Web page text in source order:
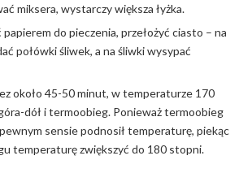
miksera, wystarczy większa łyżka.
papierem do pieczenia, przełożyć ciasto – na
połówki śliwek, a na śliwki wysypać
około 45-50 minut, w temperaturze 170
dół i termoobieg. Ponieważ termoobieg
sensie podnosił temperaturę, piekąc
temperaturę zwiększyć do 180 stopni.